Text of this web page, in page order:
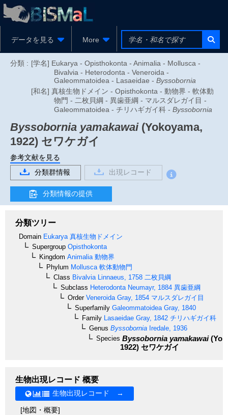
データを見る More
分類 : [学名] Eukarya - Opisthokonta - Animalia - Mollusca -
Bivalvia - Heterodonta - Veneroida -
Galeommatoidea - Lasaeidae - Byssobornia
[和名] 真核生物ドメイン - Opisthokonta - 動物界 - 軟体動
物門 - 二枚貝綱 - 異歯亜綱 - マルスダレガイ目 -
Galeommatoidea - チリハギガイ科 - Byssobornia
Byssobornia yamakawai(Yokoyama,
1922) セワケガイ
参考文献を見る
分類群情報
出現レコード
分類情報の提供
分類ツリー
Domain Eukarya 真核生物ドメイン
Supergroup Opisthokonta
Kingdom Animalia 動物界
Phylum Mollusca 軟体動物門
Class Bivalvia Linnaeus, 1758 二枚貝綱
Subclass Heterodonta Neumayr, 1884 異歯亜綱
OrderVeneroida Gray, 1854 マルスダレガイ目
Superfamily Galeommatoidea Gray, 1840
Family Lasaeidae Gray, 1842 チリハギガイ科
Genus Byssobornia Iredale, 1936
Species Byssobornia yamakawai
1922) セワケガイ
生物出現レコード 概要
生物出現レコード →
[地図・概要]